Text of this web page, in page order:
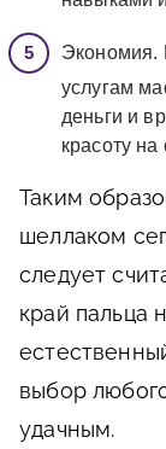
Экономия.
услугам
деньги и
красоту на
Таким
шеллаком
следует
край пальца
выбор
удачным.